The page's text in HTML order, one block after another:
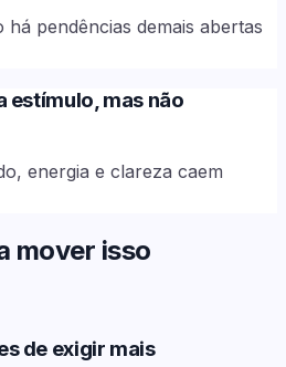
pendências demais abertas
estímulo, mas não
energia e clareza caem
mover isso
de exigir mais